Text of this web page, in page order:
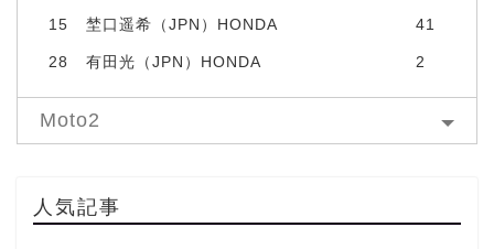
15 埜口遥希（JPN）HONDA 41
28 有田光（JPN）HONDA 2
Moto2
人気記事